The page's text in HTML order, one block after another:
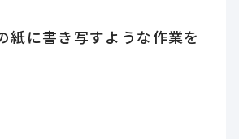
紙に書き写すような作業を